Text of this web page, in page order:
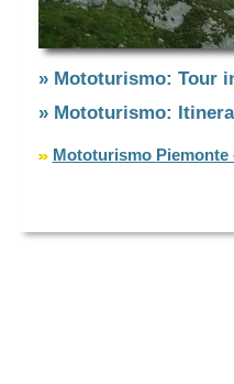
» Mototurismo: Tour
» Mototurismo:
Mototurismo Piemonte